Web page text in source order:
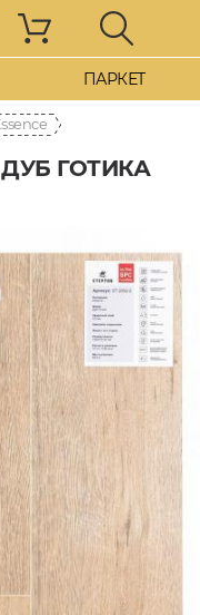
ПАРКЕТ
ДУБ ГОТИКА